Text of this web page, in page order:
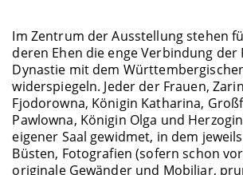
Im Zentrum der Ausstellung stehen
deren Ehen die enge Verbindung der
Dynastie mit dem
widerspiegeln. Jeder der Frauen,
Fjodorowna, Königin Katharina,
Pawlowna, Königin Olga und
eigener Saal gewidmet, in dem
Büsten, Fotografien (sofern schon
originale Gewänder und Mobiliar,